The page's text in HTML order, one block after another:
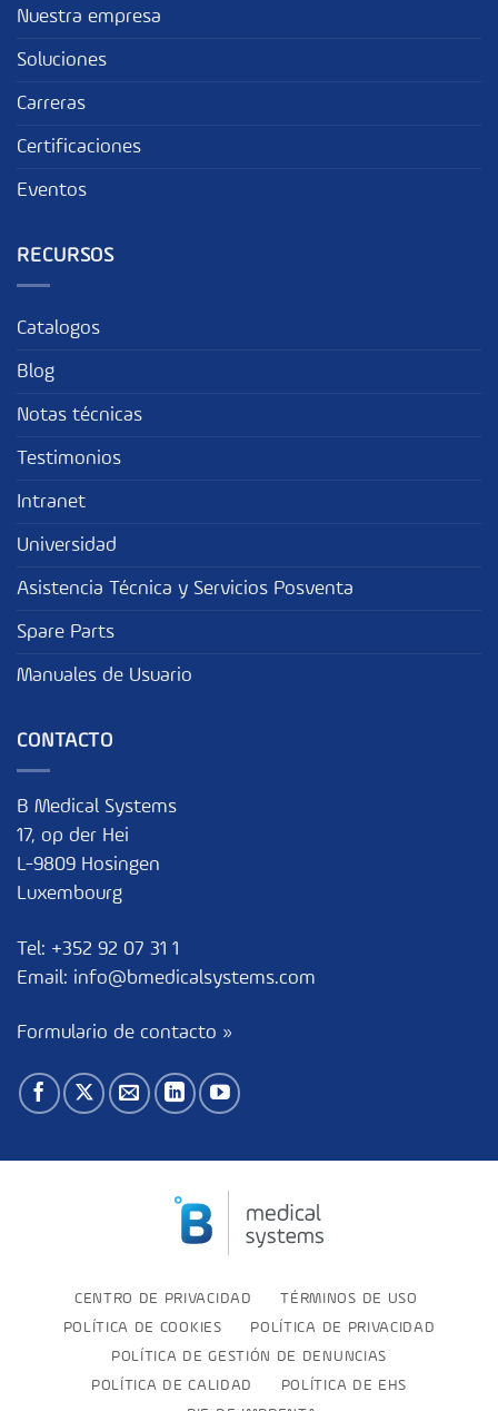
Nuestra empresa
Soluciones
Carreras
Certificaciones
Eventos
RECURSOS
Catalogos
Blog
Notas técnicas
Testimonios
Intranet
Universidad
Asistencia Técnica y Servicios Posventa
Spare Parts
Manuales de Usuario
CONTACTO
B Medical Systems
17, op der Hei
L-9809 Hosingen
Luxembourg
Tel: +352 92 07 31 1
Email: info@bmedicalsystems.com
Formulario de contacto »
CENTRO DE PRIVACIDAD
TÉRMINOS DE USO
POLÍTICA DE COOKIES
POLÍTICA DE PRIVACIDAD
POLÍTICA DE GESTIÓN DE DENUNCIAS
POLÍTICA DE CALIDAD
POLÍTICA DE EHS